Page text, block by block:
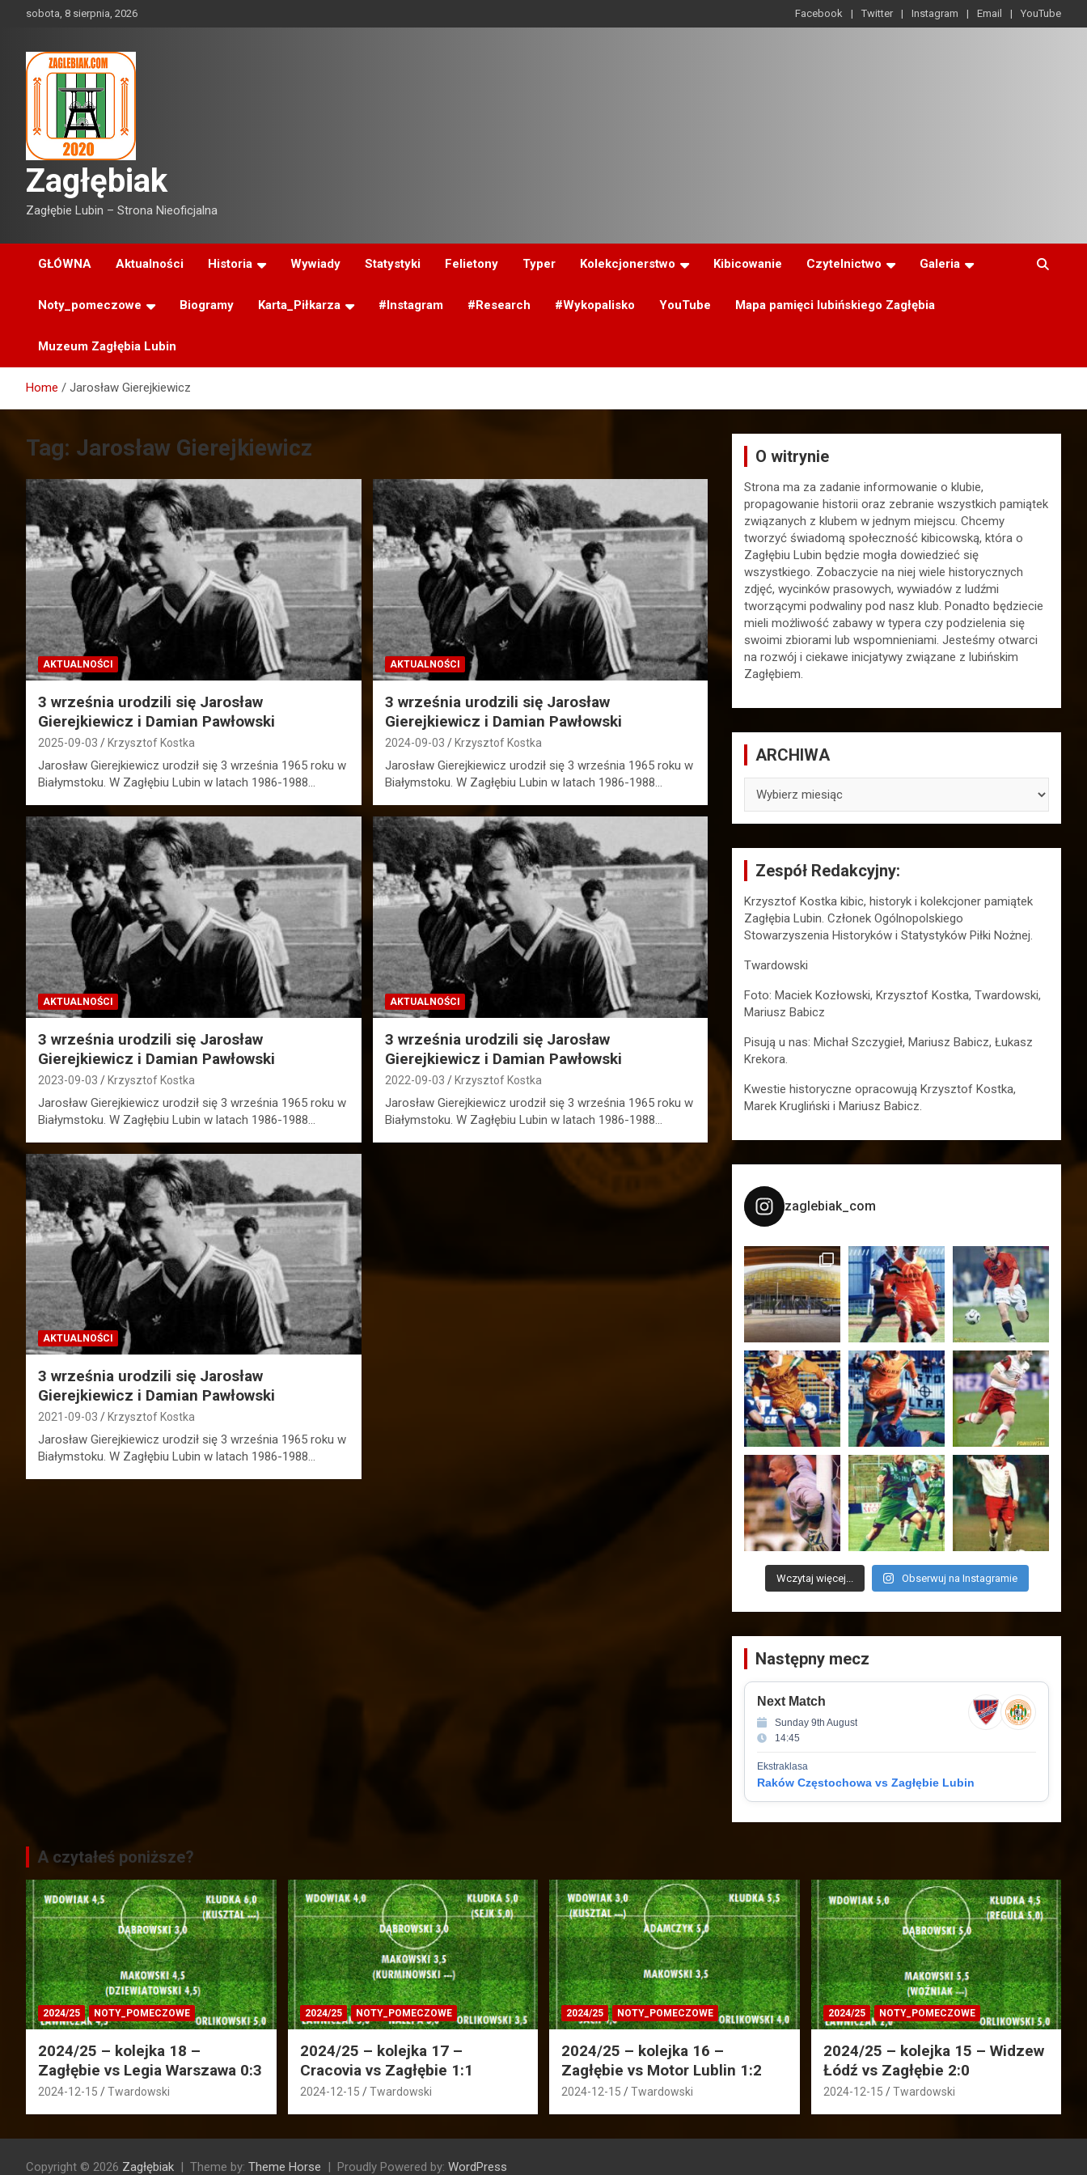
sobota, 8 sierpnia, 2026 Facebook Twitter Instagram Email YouTube
Zagłębiak
Zagłębie Lubin – Strona Nieoficjalna
GŁÓWNA Aktualności Historia Wywiady Statystyki Felietony Typer Kolekcjonerstwo Kibicowanie Czytelnictwo Galeria
Noty_pomeczowe Biogramy Karta_Piłkarza #Instagram #Research #Wykopalisko YouTube Mapa pamięci lubińskiego Zagłębia
Muzeum Zagłębia Lubin
Home Jarosław Gierejkiewicz
Tag: Jarosław Gierejkiewicz
AKTUALNOŚCI
3 września urodzili się Jarosław
Gierejkiewicz i Damian Pawłowski
2025-09-03 Krzysztof Kostka
Jarosław Gierejkiewicz urodził się 3 września 1965 roku w
Białymstoku. W Zagłębiu Lubin w latach 1986-1988…
AKTUALNOŚCI
3 września urodzili się Jarosław
Gierejkiewicz i Damian Pawłowski
2024-09-03 Krzysztof Kostka
Jarosław Gierejkiewicz urodził się 3 września 1965 roku w
Białymstoku. W Zagłębiu Lubin w latach 1986-1988…
AKTUALNOŚCI
3 września urodzili się Jarosław
Gierejkiewicz i Damian Pawłowski
2023-09-03 Krzysztof Kostka
Jarosław Gierejkiewicz urodził się 3 września 1965 roku w
Białymstoku. W Zagłębiu Lubin w latach 1986-1988…
AKTUALNOŚCI
3 września urodzili się Jarosław
Gierejkiewicz i Damian Pawłowski
2022-09-03 Krzysztof Kostka
Jarosław Gierejkiewicz urodził się 3 września 1965 roku w
Białymstoku. W Zagłębiu Lubin w latach 1986-1988…
AKTUALNOŚCI
3 września urodzili się Jarosław
Gierejkiewicz i Damian Pawłowski
2021-09-03 Krzysztof Kostka
Jarosław Gierejkiewicz urodził się 3 września 1965 roku w
Białymstoku. W Zagłębiu Lubin w latach 1986-1988…
O witrynie
Strona ma za zadanie informowanie o klubie,
propagowanie historii oraz zebranie wszystkich pamiątek
związanych z klubem w jednym miejscu. Chcemy
tworzyć świadomą społeczność kibicowską, która o
Zagłębiu Lubin będzie mogła dowiedzieć się
wszystkiego. Zobaczycie na niej wiele historycznych
zdjęć, wycinków prasowych, wywiadów z ludźmi
tworzącymi podwaliny pod nasz klub. Ponadto będziecie
mieli możliwość zabawy w typera czy podzielenia się
swoimi zbiorami lub wspomnieniami. Jesteśmy otwarci
na rozwój i ciekawe inicjatywy związane z lubińskim
Zagłębiem.
ARCHIWA
Zespół Redakcyjny:
Krzysztof Kostka kibic, historyk i kolekcjoner pamiątek
Zagłębia Lubin. Członek Ogólnopolskiego
Stowarzyszenia Historyków i Statystyków Piłki Nożnej.
Twardowski
Foto: Maciek Kozłowski, Krzysztof Kostka, Twardowski,
Mariusz Babicz
Pisują u nas: Michał Szczygieł, Mariusz Babicz, Łukasz
Krekora.
Kwestie historyczne opracowują Krzysztof Kostka,
Marek Krugliński i Mariusz Babicz.
zaglebiak_com
Wczytaj więcej... Obserwuj na Instagramie
Następny mecz
Next Match
Sunday 9th August
14:45
Ekstraklasa
Raków Częstochowa vs Zagłębie Lubin
A czytałeś poniższe?
2024/25 NOTY_POMECZOWE
2024/25 – kolejka 18 –
Zagłębie vs Legia Warszawa 0:3
2024-12-15 Twardowski
2024/25 NOTY_POMECZOWE
2024/25 – kolejka 17 –
Cracovia vs Zagłębie 1:1
2024-12-15 Twardowski
2024/25 NOTY_POMECZOWE
2024/25 – kolejka 16 –
Zagłębie vs Motor Lublin 1:2
2024-12-15 Twardowski
2024/25 NOTY_POMECZOWE
2024/25 – kolejka 15 – Widzew
Łódź vs Zagłębie 2:0
2024-12-15 Twardowski
Copyright © 2026 Zagłębiak Theme by: Theme Horse Proudly Powered by: WordPress